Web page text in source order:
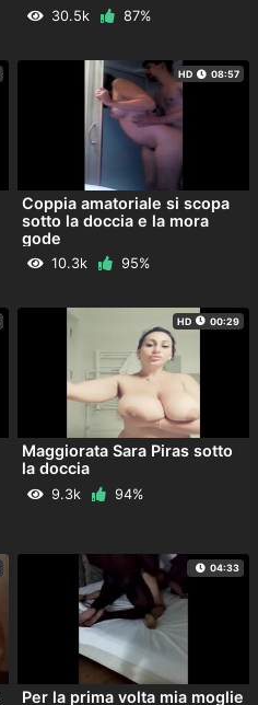
30.5k 87%
HD 08:57
Coppia amatoriale si scopa
sotto la doccia e la mora
gode
10.3k 95%
HD 00:29
Maggiorata Sara Piras sotto
la doccia
9.3k 94%
04:33
Per la prima volta mia moglie